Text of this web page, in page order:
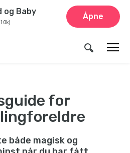
og Baby
Åpne
for
både magisk og